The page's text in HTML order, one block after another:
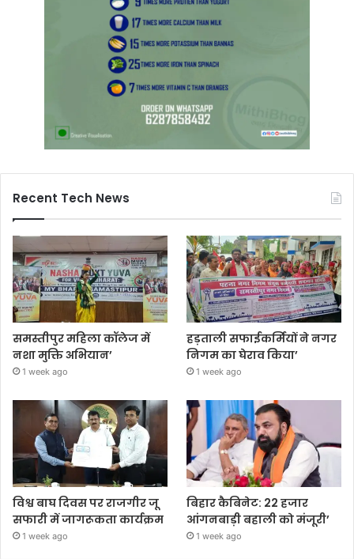
Recent Tech News
समस्तीपुर महिला कॉलेज में
नशा मुक्ति अभियान’
1 week ago
हड़ताली सफाईकर्मियों ने नगर
निगम का घेराव किया’
1 week ago
विश्व बाघ दिवस पर राजगीर जू
सफारी में जागरूकता कार्यक्रम
1 week ago
बिहार कैबिनेट: 22 हजार
आंगनबाड़ी बहाली को मंजूरी’
1 week ago